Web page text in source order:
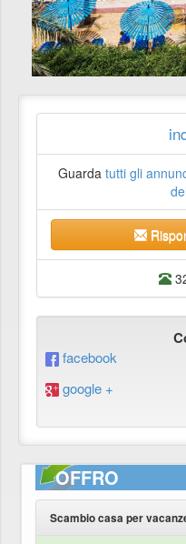
Guarda tutti gli
facebook
google +
OFFRO
Scambio casa per